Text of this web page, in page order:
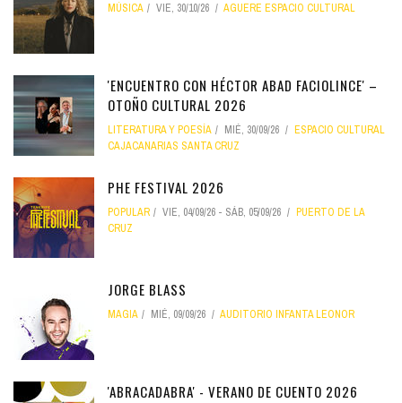
MÚSICA VIE, 30/10/26 AGUERE ESPACIO CULTURAL
'ENCUENTRO CON HÉCTOR ABAD FACIOLINCE' –
OTOÑO CULTURAL 2026
LITERATURA Y POESÍA MIÉ, 30/09/26
ESPACIO CULTURAL
CAJACANARIAS SANTA CRUZ
PHE FESTIVAL 2026
POPULAR VIE, 04/09/26 - SÁB, 05/09/26
PUERTO DE LA
CRUZ
JORGE BLASS
MAGIA MIÉ, 09/09/26 AUDITORIO INFANTA LEONOR
'ABRACADABRA' - VERANO DE CUENTO 2026